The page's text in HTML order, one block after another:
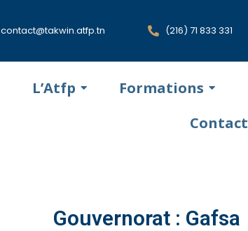
contact@takwin.atfp.tn (216) 71 833 331
L’Atfp Formations
Contact
Gouvernorat : Gafsa